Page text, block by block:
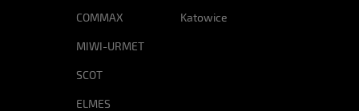
COMMAX
MIWI-URMET
SCOT
ELMES
Katowice